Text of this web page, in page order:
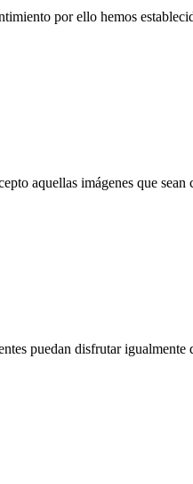
por ello hemos
aquellas imágenes que
puedan disfrutar